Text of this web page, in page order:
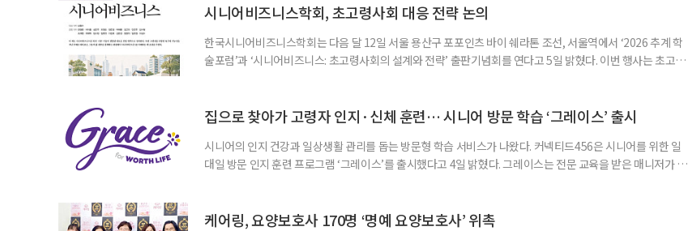
시니어비즈니스학회, 초고령사회 대응 전략 논의
한국시니어비즈니스학회는 다음 달 12일 서울 용산구 포포인츠 바이 쉐라톤 조선, 서울역에서 ‘2026 추계 학
술포럼’과 ‘시니어비즈니스: 초고령사회의 설계와 전략’ 출판기념회를 연다고 5일 밝혔다. 이번 행사는 초고령
계하다’를 주제로 기조강연을 한다. 이어 공동저자들이 돌봄과 금융, 헬스케어, 여가, 식품, 디지털 기술 등
집으로 찾아가 고령자 인지·신체 훈련… 시니어 방문 학습 ‘그레이스’ 출시
시니어의 인지 건강과 일상생활 관리를 돕는 방문형 학습 서비스가 나왔다. 커넥티드456은 시니어를 위한 일
대일 방문 인지 훈련 프로그램 ‘그레이스’를 출시했다고 4일 밝혔다. 그레이스는 전문 교육을 받은 매니저가 주
사용하는 자체 개발 워크북이 활용된다. 문제는 기억력과 주의집중력, 언어능력, 시공간 능력, 계산 능
케어링, 요양보호사 170명 ‘명예 요양보호사’ 위촉